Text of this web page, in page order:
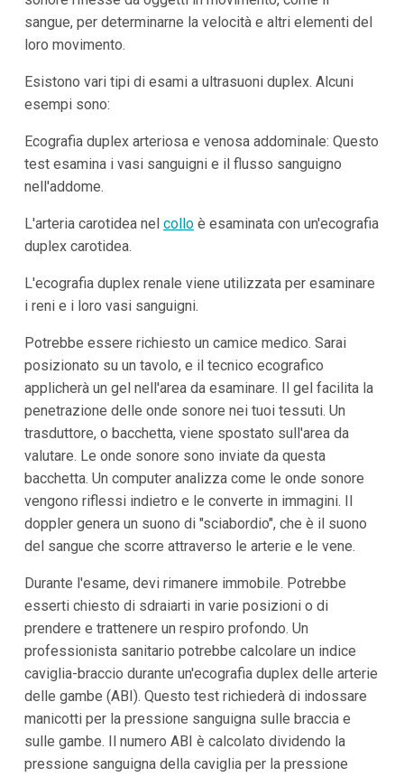
sangue, per determinarne la velocità e altri elementi del
loro movimento.
Esistono vari tipi di esami a ultrasuoni duplex. Alcuni
esempi sono:
Ecografia duplex arteriosa e venosa addominale: Questo
test esamina i vasi sanguigni e il flusso sanguigno
nell'addome.
L'arteria carotidea nel colloè esaminata con un'ecografia
duplex carotidea.
L'ecografia duplex renale viene utilizzata per esaminare
i reni e i loro vasi sanguigni.
Potrebbe essere richiesto un camice medico. Sarai
posizionato su un tavolo, e il tecnico ecografico
applicherà un gel nell'area da esaminare. Il gel facilita la
penetrazione delle onde sonore nei tuoi tessuti. Un
trasduttore, o bacchetta, viene spostato sull'area da
valutare. Le onde sonore sono inviate da questa
bacchetta. Un computer analizza come le onde sonore
vengono riflessi indietro e le converte in immagini. Il
doppler genera un suono di "sciabordio", che è il suono
del sangue che scorre attraverso le arterie e le vene.
Durante l'esame, devi rimanere immobile. Potrebbe
esserti chiesto di sdraiarti in varie posizioni o di
prendere e trattenere un respiro profondo. Un
professionista sanitario potrebbe calcolare un indice
caviglia-braccio durante un'ecografia duplex delle arterie
delle gambe (ABI). Questo test richiederà di indossare
manicotti per la pressione sanguigna sulle braccia e
sulle gambe. Il numero ABI è calcolato dividendo la
pressione sanguigna della caviglia per la pressione